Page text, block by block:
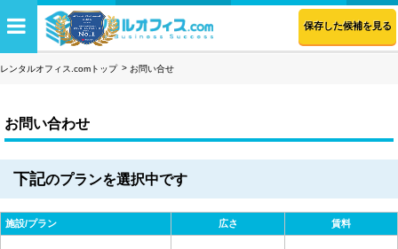
保存した候補を見る
レンタルオフィス.comトップ お問い合せ
お問い合わせ
下記のプランを選択中です
施設/プラン 広さ 賃料